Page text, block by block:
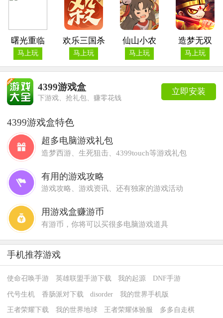
曙光重临
马上玩
欢乐三国杀
马上玩
仙山小农
马上玩
造梦无双
马上玩
立即安装
4399游戏盒
下游戏、抢礼包、赚零花钱
4399游戏盒特色
超多电脑游戏礼包
造梦西游、生死狙击、4399touch等游戏礼包
有用的游戏攻略
游戏攻略、游戏资讯、还有独家的游戏活动
用游戏盒赚游币
有游币，你将可以买很多电脑游戏道具
手机推荐游戏
使命召唤手游 英雄联盟手游下载 我的起源 DNF手游
代号生机 香肠派对下载 disorder 我的世界手机版
王者荣耀下载 我的世界地球 王者荣耀体验服 多多自走棋